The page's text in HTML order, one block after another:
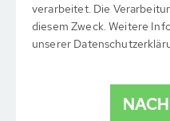
verarbeitet. Die
diesem Zweck. Weitere
unserer